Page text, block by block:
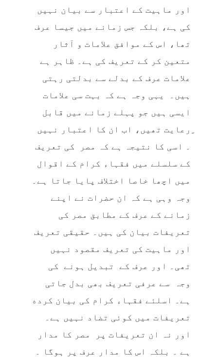
اور ماہیت کے اعتبار سے بیان نہیں
کی ہے، بلکہ جس زمانے میں جیسا عرف
تھا، اس کے موافق علامات و آثار
متعین کر کے تعریف کی ہے۔ ظاہر ہے
علامات عرف کے بدلے سے بدلتی رہتی
ہیں۔ یہی وجہ ہے کہ بہت سی علامات
ایسی ہیں جو پہلے زمانے میں قابل
ِرعایت تھیں، اب ان کا اعتبار نہیں
۔ اسی کا نتیجہ ہے کہ مصر کی تعریف
کے سلسلے میں فقہاء کرام کے اقوال
ميں اچھا خاصا اختلاف پایا جاتا ہے۔
وجہ وہی ہے کہ ان حضرات نے اپنے
زمانے کے عرف کے مطابق مصر كی
تعریفات بیان كی ہیں۔ حقیقی تعریف
اور ماہیت كی تعريف مقصود نہیں
تھی۔ اور عرف كے تبدیل ہونے کی
وجہ سے عرفی تعریف بھی بدل جاتی
ہے۔ اسلئے فقہاء کرام کی بیان کرده
تعریفات میں کوئی تضاد نہیں ہے۔
اور نہ ان تعریفات پر مصر کا مدار
ہے ۔ بلکہ اس کا مدار عرف پر ہوگا ۔